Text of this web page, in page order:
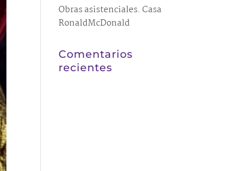
Obras asistenciales. Casa
RonaldMcDonald
Comentarios
recientes